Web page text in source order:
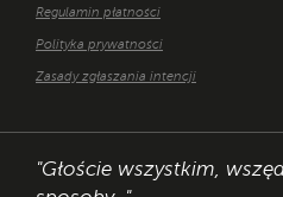
Regulamin płatności
Polityka prywatności
Zasady zgłaszania intencji
"Głoście wszystkim,